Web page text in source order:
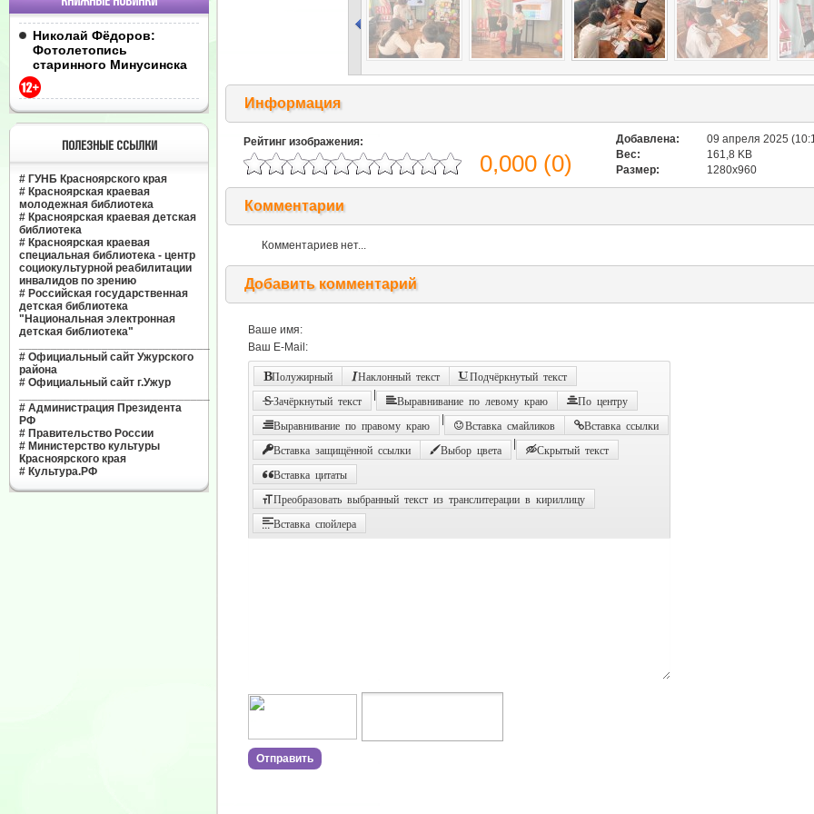
Николай Фёдоров:
Фотолетопись
старинного Минусинска
ПОЛЕЗНЫЕ ССЫЛКИ
# ГУНБ Красноярского края
# Красноярская краевая
молодежная библиотека
# Красноярская краевая детская
библиотека
# Красноярская краевая
специальная библиотека - центр
социокультурной реабилитации
инвалидов по зрению
# Российская государственная
детская библиотека
"Национальная электронная
детская библиотека"
# Официальный сайт Ужурского
района
# Официальный сайт г.Ужур
# Администрация Президента
РФ
# Правительство России
# Министерство культуры
Красноярского края
# Культура.РФ
Информация
Рейтинг изображения:
0,000 (0)
Добавлена:
09 апреля 2025
Вес:
161,8 KB
Размер:
1280x960
Комментарии
Комментариев нет...
Добавить комментарий
Ваше имя:
Ваш E-Mail:
Полужирный Наклонный текст Подчёркнутый текст
Зачёркнутый текст Выравнивание по левому краю По центру
Выравнивание по правому краю Вставка смайликов Вставка ссылки
Вставка защищённой ссылки Выбор цвета Скрытый текст
Вставка цитаты
Преобразовать выбранный текст из транслитерации в кириллицу
Вставка спойлера